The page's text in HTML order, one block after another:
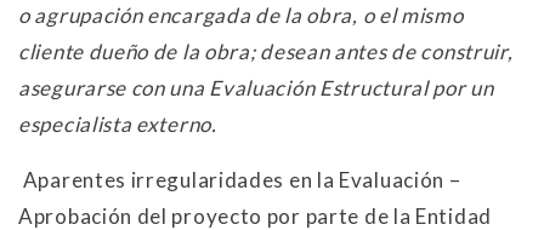
o agrupación encargada de la obra, o el mismo
cliente dueño de la obra; desean antes de construir,
asegurarse con una Evaluación Estructural por un
especialista externo.
Aparentes irregularidades en la Evaluación –
Aprobación del proyecto por parte de la Entidad